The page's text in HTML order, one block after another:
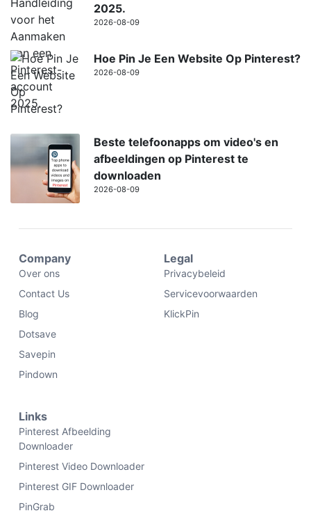
2025.
2026-08-09
Hoe Pin Je Een Website Op Pinterest?
2026-08-09
Beste telefoonapps om video's en
afbeeldingen op Pinterest te
downloaden
2026-08-09
Company
Over ons
Contact Us
Blog
Dotsave
Savepin
Pindown
Legal
Privacybeleid
Servicevoorwaarden
KlickPin
Links
Pinterest Afbeelding
Downloader
Pinterest Video Downloader
Pinterest GIF Downloader
PinGrab